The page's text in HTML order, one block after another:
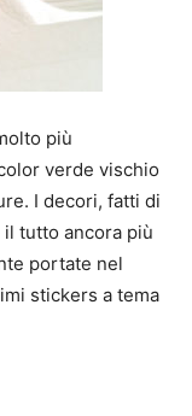
più
verde vischio
I decori, fatti di
tutto ancora più
portate nel
stickers a tema